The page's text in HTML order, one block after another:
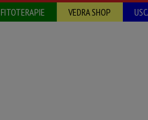
FITOTERAPIE VEDRA SHOP